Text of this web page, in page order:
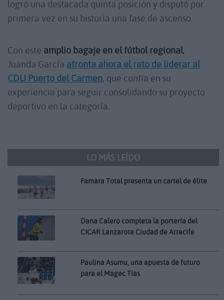
logró una destacada quinta posición y disputó por
primera vez en su historia una fase de ascenso.
Con este amplio bagaje en el fútbol regional,
Juanda García afronta ahora el reto de liderar al
CDU Puerto del Carmen, que confía en su
experiencia para seguir consolidando su proyecto
deportivo en la categoría.
LO MÁS LEÍDO
Famara Total presenta un cartel de élite
Dana Calero completa la portería del
CICAR Lanzarote Ciudad de Arrecife
Paulina Asumu, una apuesta de futuro
para el Magec Tías